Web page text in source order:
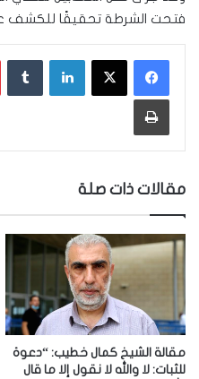
فتحت الشرطة تحقيقًا للكشف
لينكدإن
طباعة
مقالات ذات صلة
مقالة الشيخ كمال خطيب: “دعوة
للثبات: لا والله لا نقول إلا ما قال